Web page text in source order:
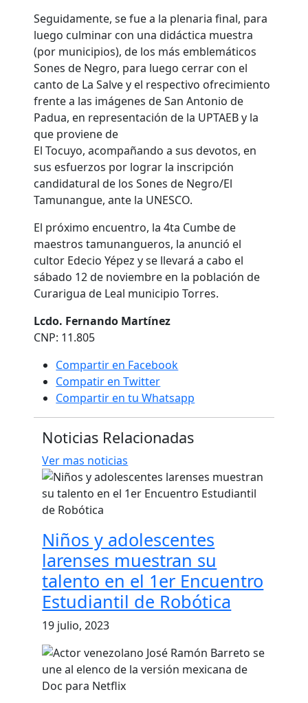
Seguidamente, se fue a la plenaria final, para
luego culminar con una didáctica muestra
(por municipios), de los más emblemáticos
Sones de Negro, para luego cerrar con el
canto de La Salve y el respectivo ofrecimiento
frente a las imágenes de San Antonio de
Padua, en representación de la UPTAEB y la
que proviene de
El Tocuyo, acompañando a sus devotos, en
sus esfuerzos por lograr la inscripción
candidatural de los Sones de Negro/El
Tamunangue, ante la UNESCO.
El próximo encuentro, la 4ta Cumbe de
maestros tamunangueros, la anunció el
cultor Edecio Yépez y se llevará a cabo el
sábado 12 de noviembre en la población de
Curarigua de Leal municipio Torres.
Lcdo. Fernando Martínez
CNP: 11.805
Compartir en Facebook
Compatir en Twitter
Compartir en tu Whatsapp
Noticias Relacionadas
Ver mas noticias
Niños y adolescentes
larenses muestran su
talento en el 1er Encuentro
Estudiantil de Robótica
19 julio, 2023